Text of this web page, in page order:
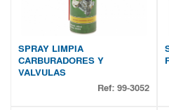
SPRAY LIMPIA
CARBURADORES Y
VALVULAS
Ref: 99-3052